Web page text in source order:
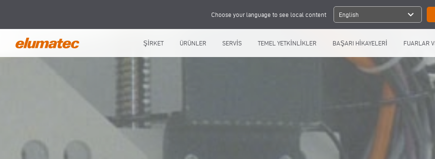
Choose your language to see local content English expand_more
ŞİRKET ÜRÜNLER SERVİS TEMEL YETKİNLİKLER BAŞARI HİKAYELERİ FUARLAR